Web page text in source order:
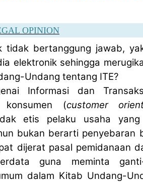
OPINION
tidak bertanggung jawab,
elektronik sehingga
Undang tentang ITE?
Informasi dan
konsumen (customer
etis pelaku usaha yang
bukan berarti penyebaran
dijerat pasal pemidanaan
guna meminta ganti-
dalam Kitab Undang-